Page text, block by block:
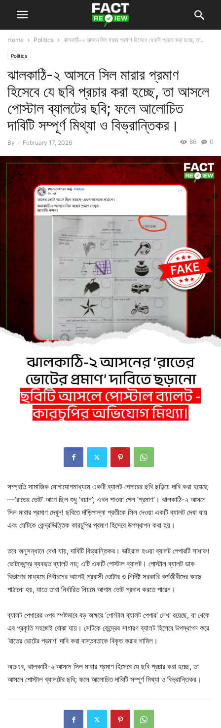
Home Politics ঝালকাঠি-২ আসনে সিল মারার প্রমাণ হিসেবে যে ছবি প্রচার করা হচ্ছে, তা...
Politics
ঝালকাঠি-২ আসনে সিল মারার প্রমাণ
হিসেবে যে ছবি প্রচার করা হচ্ছে, তা আসলে
পোস্টাল ব্যালটের ছবি; ফলে আলোচিত
দাবিটি সম্পূর্ণ মিথ্যা ও বিভ্রান্তিকর।
By - February 17, 2026 0
86
সম্প্রতি সামাজিক যোগাযোগমাধ্যমে একটি ব্যালট পেপারের ছবি ছড়িয়ে দাবি করা হয়েছে
—‘রাতের ভোট’ আগে ছিল শুধু ‘বয়ান’; এখন পাওয়া গেল ‘প্রমাণ’। ঝালকাঠি-২ আসনে
সিল মারার প্রমাণ দেখুন! ছবিতে দাঁড়িপাল্লা প্রতীকে সিল দেওয়া একটি ব্যালট দেখা যায়
এবং সেটিকে কেন্দ্রভিত্তিক কারচুপির প্রমাণ হিসেবে উপস্থাপন করা হয়।
তবে অনুসন্ধানে দেখা যায়, দাবিটি বিভ্রান্তিকর। ভাইরাল হওয়া ব্যালট পেপারটি সাধারণ
ভোটকেন্দ্রে ব্যবহৃত ব্যালট নয়; এটি একটি পোস্টাল ব্যালট। পোস্টাল ব্যালট ডাক
বিভাগের মাধ্যমে নির্বাচনের আগেই প্রবাসী ভোটার ও নির্দিষ্ট সরকারি কর্মজীবীদের কাছে
পাঠানো হয়, যাতে তারা নির্ধারিত নিয়মে আগাম ভোট প্রদান করতে পারেন।
ব্যালট পেপারের ওপর স্পষ্টভাবে বড় অক্ষরে ‘পোস্টাল ব্যালট পেপার’ লেখা রয়েছে, যা থেকে
এর প্রকৃতি সহজেই বোঝা যায়। সেটিকে কেন্দ্রের সাধারণ ব্যালট হিসেবে উপস্থাপন করে
‘রাতের ভোটের প্রমাণ’ দাবি করা বাস্তবতাকে বিকৃত করার শামিল।
অতএব, ঝালকাঠি-২ আসনে সিল মারার প্রমাণ হিসেবে যে ছবি প্রচার করা হচ্ছে, তা
আসলে পোস্টাল ব্যালটের ছবি; ফলে আলোচিত দাবিটি সম্পূর্ণ মিথ্যা ও বিভ্রান্তিকর।